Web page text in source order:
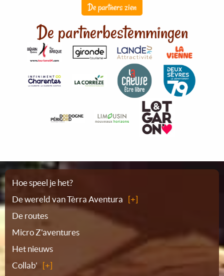
De partners zien
De partnerbestemmingen
Plattegrond
Hoe speel je het?
De wereld van Tèrra Aventura
De routes
Micro Z'aventures
Het nieuws
Collab'